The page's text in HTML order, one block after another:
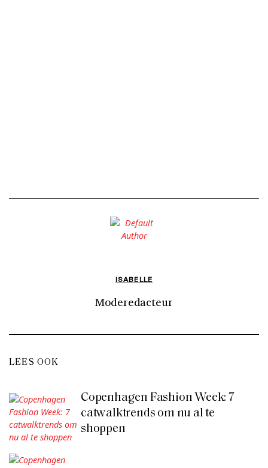
ISABELLE
Moderedacteur
LEES OOK
Copenhagen Fashion Week: 7
catwalktrends om nu al te
shoppen